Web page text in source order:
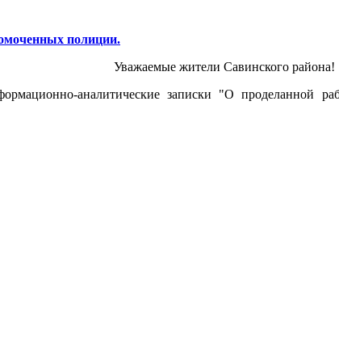
полиции.
Уважаемые жители Савинского района!
аналитические записки "О проделанной